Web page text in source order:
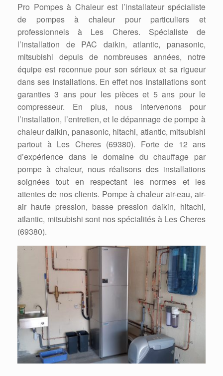
Pro Pompes à Chaleur est l’installateur spécialiste
de pompes à chaleur pour particuliers et
professionnels à Les Cheres. Spécialiste de
l’installation de PAC daikin, atlantic, panasonic,
mitsubishi depuis de nombreuses années, notre
équipe est reconnue pour son sérieux et sa rigueur
dans ses installations. En effet nos installations sont
garanties 3 ans pour les pièces et 5 ans pour le
compresseur. En plus, nous intervenons pour
l’installation, l’entretien, et le dépannage de pompe à
chaleur daikin, panasonic, hitachi, atlantic, mitsubishi
partout à Les Cheres (69380). Forte de 12 ans
d’expérience dans le domaine du chauffage par
pompe à chaleur, nous réalisons des installations
soignées tout en respectant les normes et les
attentes de nos clients. Pompe à chaleur air-eau, air-
air haute pression, basse pression daikin, hitachi,
atlantic, mitsubishi sont nos spécialités à Les Cheres
(69380).